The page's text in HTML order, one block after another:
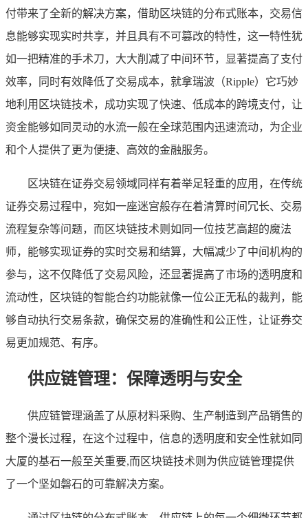
付带来了全新的解决方案，借助区块链的分布式账本，交易信
息能够实现实时共享，并且具有不可篡改的特性，这一特性犹
如一把精准的手术刀，大大削减了中间环节，显著提高了支付
效率，同时有效降低了交易成本，就拿瑞波（Ripple）它巧妙
地利用区块链技术，成功实现了快速、低成本的跨境支付，让
资金能够如同灵动的水流一般在全球范围内迅速流动，为企业
和个人提供了更为便捷、高效的金融服务。
区块链在证券交易领域同样有着举足轻重的应用，在传统
证券交易过程中，宛如一座迷宫般存在着清算时间冗长、交易
流程复杂等问题，而区块链技术则如同一位技艺高超的魔法
师，能够实现证券的实时交易和结算，大幅减少了中间机构的
参与，这不仅降低了交易风险，还显著提高了市场的透明度和
流动性，区块链的智能合约功能就像一位公正无私的裁判，能
够自动执行交易条款，确保交易的准确性和公正性，让证券交
易更加规范、有序。
供应链管理：保障透明与安全
供应链管理涵盖了从原材料采购、生产制造到产品销售的
整个漫长过程，在这个过程中，信息的透明度和安全性就如同
大厦的基石一般至关重要,而区块链技术则为供应链管理提供
了一个坚如磐石的可靠解决方案。